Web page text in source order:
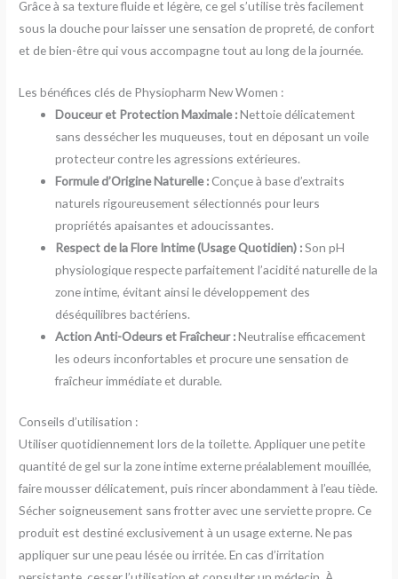
Grâce à sa texture fluide et légère, ce gel s’utilise très facilement
sous la douche pour laisser une sensation de propreté, de confort
et de bien-être qui vous accompagne tout au long de la journée.
Les bénéfices clés de Physiopharm New Women :
Douceur et Protection Maximale :Nettoie délicatement
sans dessécher les muqueuses, tout en déposant un voile
protecteur contre les agressions extérieures.
Formule d’Origine Naturelle : Conçue à base d’extraits
naturels rigoureusement sélectionnés pour leurs
propriétés apaisantes et adoucissantes.
Respect de la Flore Intime (Usage Quotidien) :Son pH
physiologique respecte parfaitement l’acidité naturelle de la
zone intime, évitant ainsi le développement des
déséquilibres bactériens.
Action Anti-Odeurs et Fraîcheur :Neutralise efficacement
les odeurs inconfortables et procure une sensation de
fraîcheur immédiate et durable.
Conseils d’utilisation :
Utiliser quotidiennement lors de la toilette. Appliquer une petite
quantité de gel sur la zone intime externe préalablement mouillée,
faire mousser délicatement, puis rincer abondamment à l’eau tiède.
Sécher soigneusement sans frotter avec une serviette propre. Ce
produit est destiné exclusivement à un usage externe. Ne pas
appliquer sur une peau lésée ou irritée. En cas d’irritation